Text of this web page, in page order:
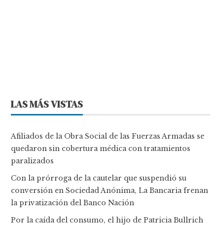
LAS MÁS VISTAS
Afiliados de la Obra Social de las Fuerzas Armadas se
quedaron sin cobertura médica con tratamientos
paralizados
Con la prórroga de la cautelar que suspendió su
conversión en Sociedad Anónima, La Bancaria frenan
la privatización del Banco Nación
Por la caída del consumo, el hijo de Patricia Bullrich